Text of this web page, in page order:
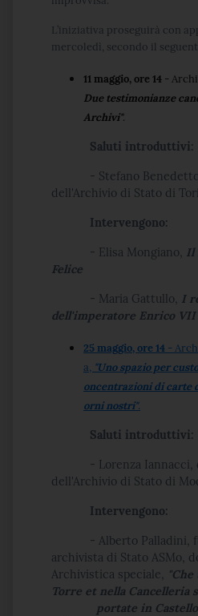
L’iniziativa proseguirà con
mercoledì, secondo il
11 maggio, ore 14 -
Due testimonianze
Archivi".
Saluti introduttivi:
- Stefano
dell'Archivio di Stato di
Intervengono:
- Elisa Mongiano, Il
Felice
- Maria Gattullo, I
dell'imperatore Enrico VII
25 maggio, ore 14 -
a, "Uno spazio per
oncentrazioni di carte
orni nostri".
Saluti introduttivi:
- Lorenza Iannacci,
dell'Archivio di Stato di
Intervengono:
- Alberto Palladini,
archivista di Stato ASMo,
Archivistica speciale,
Torre et nella Cancelleria
portate in